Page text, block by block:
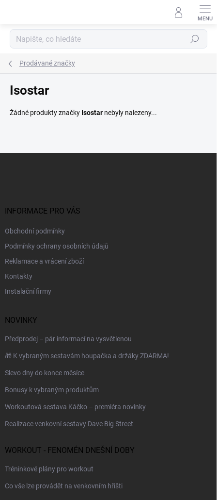
Hledat
Prodávané značky
Isostar
Žádné produkty značky Isostar nebyly nalezeny...
INFORMACE PRO VÁS
Obchodní podmínky
Podmínky ochrany osobních údajů
Reklamace a vrácení zboží
Kontakty
Instalační firmy
NOVINKY
Předprodej – pár informací na vysvětlenou
🎁 K vybraným sestavám houpačka a držáky ZDARMA!
Slevo dny do konce měsíce
Bonusy k vybraným produktům
Workoutová sestava Káčko – premiéra novinky
Realizace venkovní sestavy Dave Big Street
WORKOUT - FENOMÉN DNEŠNÍ DOBY
Tréninkové plány pro workout
Co vše lze provádět na venkovním hřišti